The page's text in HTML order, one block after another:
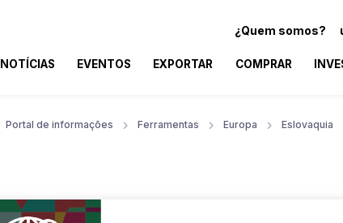
¿Quem somos?
NOTÍCIAS EVENTOS EXPORTAR COMPRAR
Portal de informações Ferramentas Europa Eslovaquia